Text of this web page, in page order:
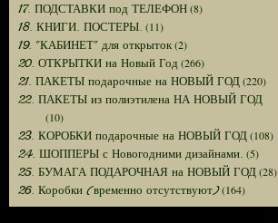
17. ПОДСТАВКИ под ТЕЛЕФОН(8)
18. КНИГИ. ПОСТЕРЫ. (11)
19. "КАБИНЕТ" для открыток(2)
20. ОТКРЫТКИ на Новый Год (266)
21. ПАКЕТЫ подарочные на НОВЫЙ ГОД(220)
22. ПАКЕТЫ из полиэтилена НА НОВЫЙ ГОД
(10)
23. КОРОБКИ подарочные на НОВЫЙ ГОД(108)
24. ШОППЕРЫ с Новогодними дизайнами. (5)
25. БУМАГА ПОДАРОЧНАЯ на НОВЫЙ ГОД(28)
26. Коробки (временно отсутствуют)(164)